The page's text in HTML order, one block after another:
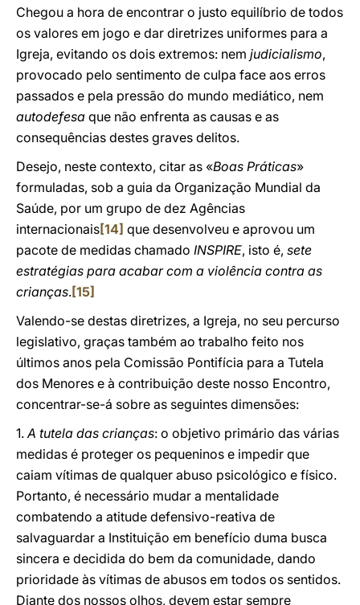
Chegou a hora de encontrar o justo equilíbrio de todos
os valores em jogo e dar diretrizes uniformes para a
Igreja, evitando os dois extremos: nem judicialismo,
provocado pelo sentimento de culpa face aos erros
passados e pela pressão do mundo mediático, nem
autodefesa que não enfrenta as causas e as
consequências destes graves delitos.
Desejo, neste contexto, citar as «Boas Práticas»
formuladas, sob a guia da Organização Mundial da
Saúde, por um grupo de dez Agências
internacionais[14] que desenvolveu e aprovou um
pacote de medidas chamado INSPIRE, isto é, sete
estratégias para acabar com a violência contra as
crianças.[15]
Valendo-se destas diretrizes, a Igreja, no seu percurso
legislativo, graças também ao trabalho feito nos
últimos anos pela Comissão Pontifícia para a Tutela
dos Menores e à contribuição deste nosso Encontro,
concentrar-se-á sobre as seguintes dimensões:
1.A tutela das crianças: o objetivo primário das várias
medidas é proteger os pequeninos e impedir que
caiam vítimas de qualquer abuso psicológico e físico.
Portanto, é necessário mudar a mentalidade
combatendo a atitude defensivo-reativa de
salvaguardar a Instituição em benefício duma busca
sincera e decidida do bem da comunidade, dando
prioridade às vítimas de abusos em todos os sentidos.
Diante dos nossos olhos, devem estar sempre